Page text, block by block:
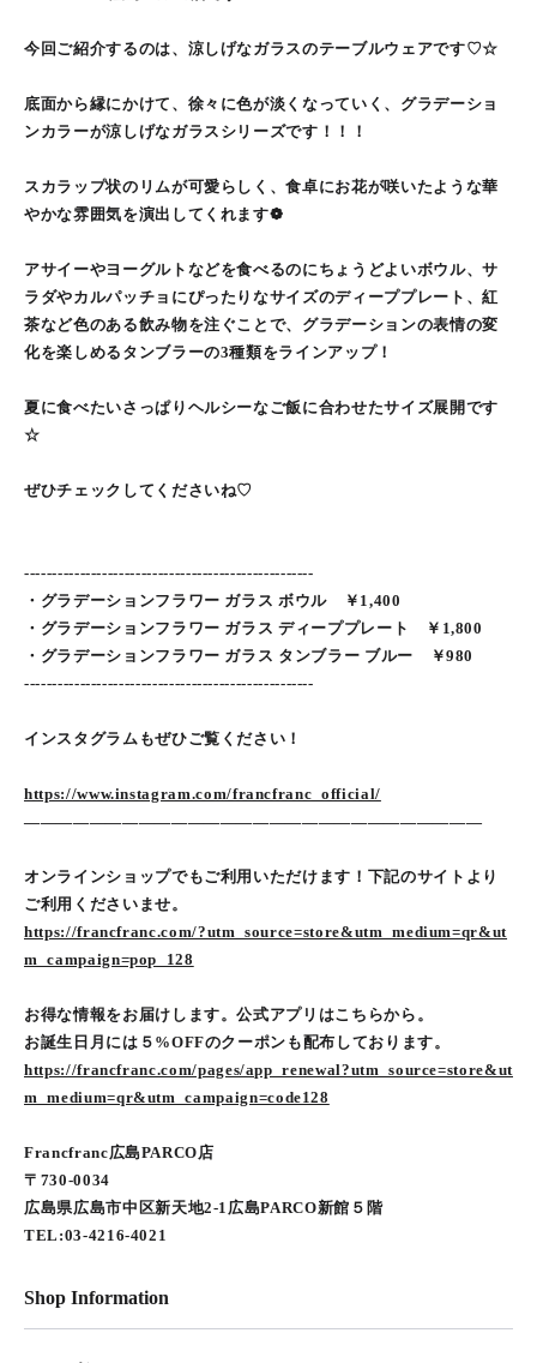
今回ご紹介するのは、涼しげなガラスのテーブルウェアです♡☆
底⾯から縁にかけて、徐々に⾊が淡くなっていく、グラデーショ
ンカラーが涼しげなガラスシリーズです！！！
スカラップ状のリムが可愛らしく、食卓にお花が咲いたような華
やかな雰囲気を演出してくれます❁
アサイーやヨーグルトなどを食べるのにちょうどよいボウル、サ
ラダやカルパッチョにぴったりなサイズのディーププレート、紅
茶など色のある飲み物を注ぐことで、グラデーションの表情の変
化を楽しめるタンブラーの3種類をラインアップ！
夏に食べたいさっぱりヘルシーなご飯に合わせたサイズ展開です
☆
ぜひチェックしてくださいね♡
----------------------------------------------------
・グラデーションフラワー ガラス ボウル ￥1,400
・グラデーションフラワー ガラス ディーププレート ￥1,800
・グラデーションフラワー ガラス タンブラー ブルー ￥980
----------------------------------------------------
インスタグラムもぜひご覧ください！
https://www.instagram.com/francfranc_official/
――――――――――――――――――――――――――――
オンラインショップでもご利用いただけます！下記のサイトより
ご利用くださいませ。
https://francfranc.com/?utm_source=store&utm_medium=qr&ut
m_campaign=pop_128
お得な情報をお届けします。公式アプリはこちらから。
お誕生日月には５%OFFのクーポンも配布しております。
https://francfranc.com/pages/app_renewal?utm_source=store&ut
m_medium=qr&utm_campaign=code128
Francfranc広島PARCO店
〒730-0034
広島県広島市中区新天地2-1広島PARCO新館５階
TEL:03-4216-4021
Shop Information